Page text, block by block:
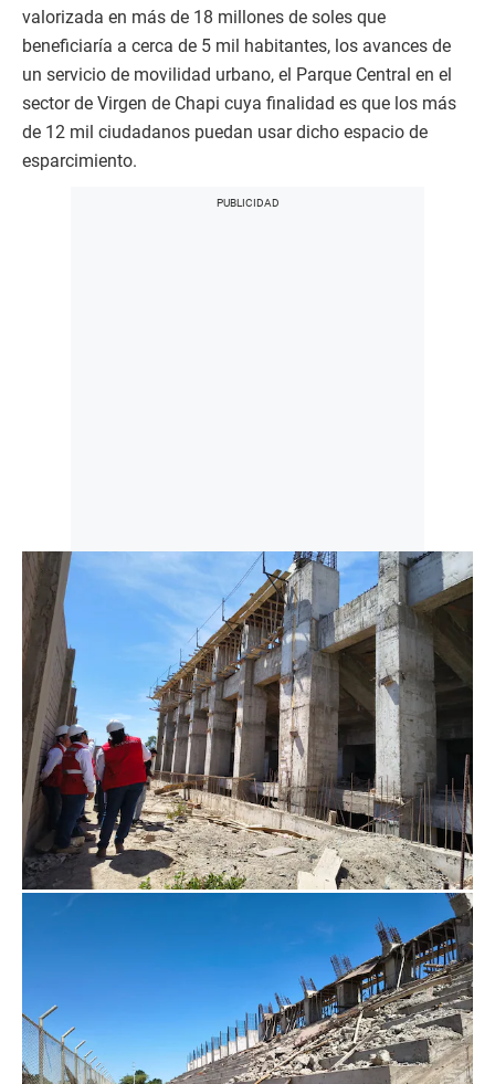
valorizada en más de 18 millones de soles que
beneficiaría a cerca de 5 mil habitantes, los avances de
un servicio de movilidad urbano, el Parque Central en el
sector de Virgen de Chapi cuya finalidad es que los más
de 12 mil ciudadanos puedan usar dicho espacio de
esparcimiento.